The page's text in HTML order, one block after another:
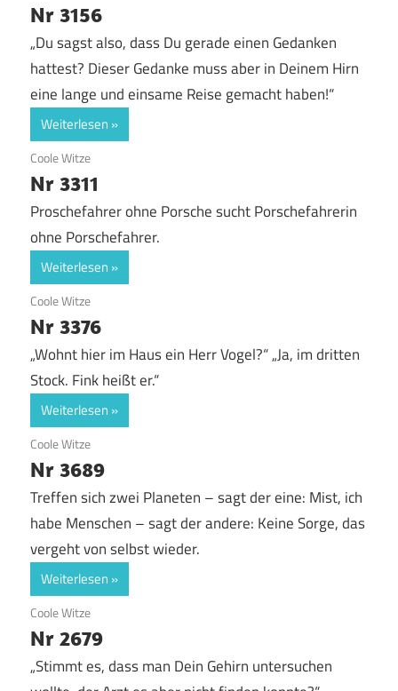
Nr 3156
„Du sagst also, dass Du gerade einen Gedanken
hattest? Dieser Gedanke muss aber in Deinem Hirn
eine lange und einsame Reise gemacht haben!“
Weiterlesen
8. September 2017
Coole Witze
Nr 3311
Proschefahrer ohne Porsche sucht Porschefahrerin
ohne Porschefahrer.
Weiterlesen
6. September 2017
Coole Witze
Nr 3376
„Wohnt hier im Haus ein Herr Vogel?“ „Ja, im dritten
Stock. Fink heißt er.“
Weiterlesen
28. August 2017
Coole Witze
Nr 3689
Treffen sich zwei Planeten – sagt der eine: Mist, ich
habe Menschen – sagt der andere: Keine Sorge, das
vergeht von selbst wieder.
Weiterlesen
26. August 2017
Coole Witze
Nr 2679
„Stimmt es, dass man Dein Gehirn untersuchen